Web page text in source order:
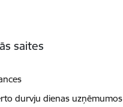
saites
durvju dienas uzņēmumos